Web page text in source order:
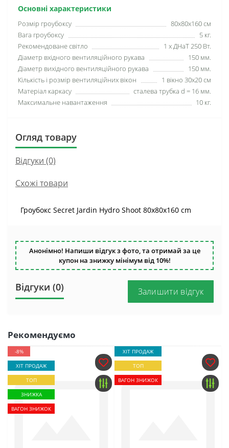
Основні характеристики
Розмір гроубоксу
80х80х160 см
Вага гроубоксу
5 кг.
Рекомендоване світло
1 х ДНаТ 250 Вт.
Діаметр вхідного вентиляційного рукава
150 мм.
Діаметр вихідного вентиляційного рукава
150 мм.
Кількість і розмір вентиляційних вікон
1 вiкно 30х20 см
Матеріал каркасу
сталева трубка d = 16 мм.
Максимальне навантаження
10 кг.
Огляд товару
Відгуки (0)
Схожі товари
Гроубокс Secret Jardin Hydro Shoot 80х80х160 cm
Анонімно! Напиши відгук з фото, та отримай за це
купон на знижку мінімум від 10%!
Відгуки (0) Залишити відгук
Рекомендуємо
-8%
ХІТ ПРОДАЖ
ТОП
ЗНИЖКА
ВАГОН ЗНИЖОК
ХІТ ПРОДАЖ
ТОП
ВАГОН ЗНИЖОК